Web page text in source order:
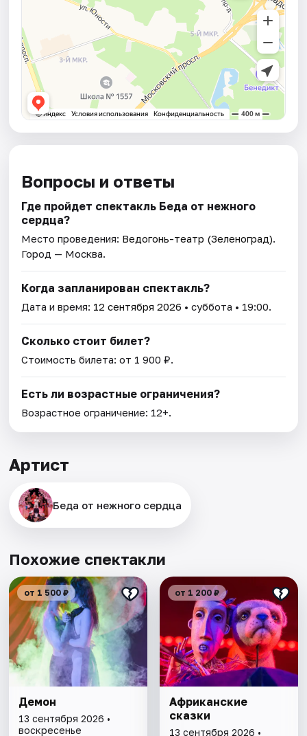
Вопросы и ответы
Где пройдет спектакль Беда от нежного
сердца?
Место проведения: Ведогонь-театр (Зеленоград).
Город — Москва.
Когда запланирован спектакль?
Дата и время: 12 сентября 2026 • суббота • 19:00.
Сколько стоит билет?
Стоимость билета: от 1 900 ₽.
Есть ли возрастные ограничения?
Возрастное ограничение: 12+.
Артист
Беда от нежного сердца
Похожие спектакли
от 1 500 ₽
Демон
13 сентября 2026 •
воскресенье
от 1 200 ₽
Африканские
сказки
13 сентября 2026 •